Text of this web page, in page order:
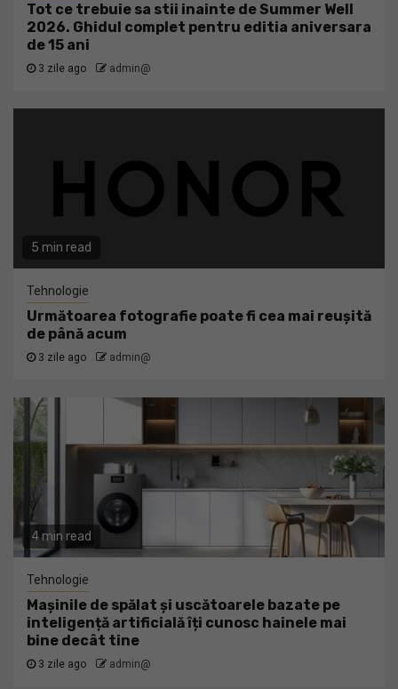
Tot ce trebuie sa stii inainte de Summer Well
2026. Ghidul complet pentru editia aniversara
de 15 ani
3 zile ago admin@
5 min read
Tehnologie
Următoarea fotografie poate fi cea mai reușită
de până acum
3 zile ago admin@
4 min read
Tehnologie
Mașinile de spălat și uscătoarele bazate pe
inteligență artificială îți cunosc hainele mai
bine decât tine
3 zile ago admin@